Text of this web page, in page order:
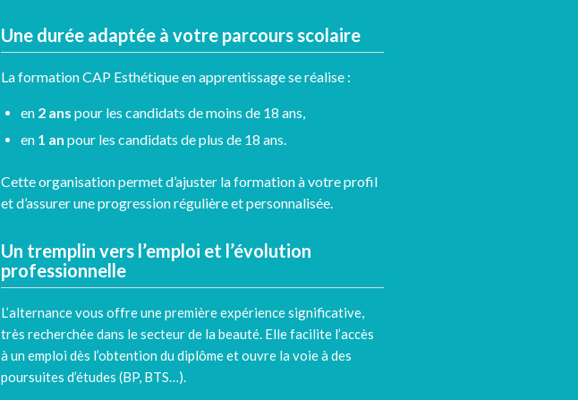
Une durée adaptée à votre parcours scolaire
La formation CAP Esthétique en apprentissage se réalise :
en 2 ans pour les candidats de moins de 18 ans,
en 1 an pour les candidats de plus de 18 ans.
Cette organisation permet d’ajuster la formation à votre profil
et d’assurer une progression régulière et personnalisée.
Un tremplin vers l’emploi et l’évolution
professionnelle
L’alternance vous offre une première expérience significative,
très recherchée dans le secteur de la beauté. Elle facilite l’accès
à un emploi dès l’obtention du diplôme et ouvre la voie à des
poursuites d’études (BP, BTS…).